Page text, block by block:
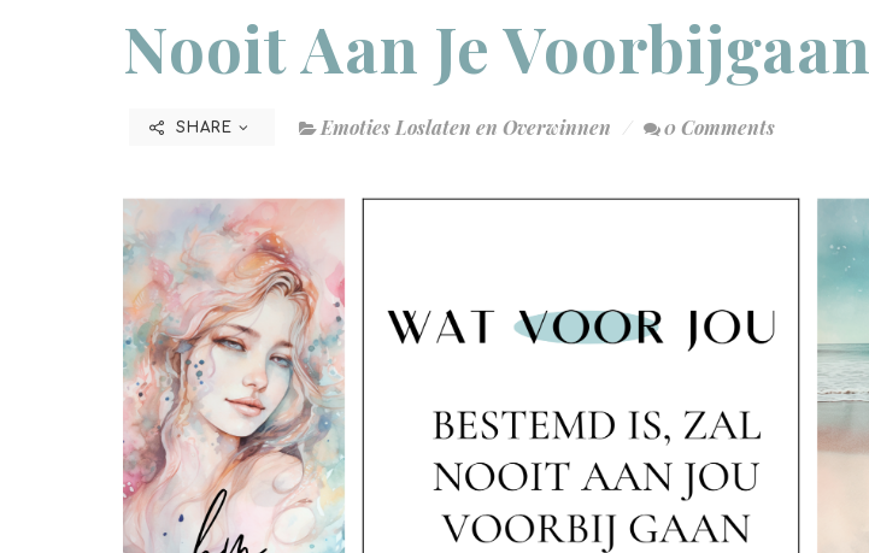
Nooit Aan Je Voorbijgaan
SHARE Emoties Loslaten en Overwinnen 0 Comments